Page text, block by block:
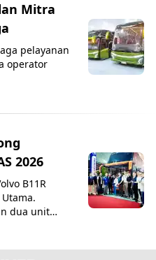
Mitra
pelayanan
operator
2026
B11R
dua unit
K450CB